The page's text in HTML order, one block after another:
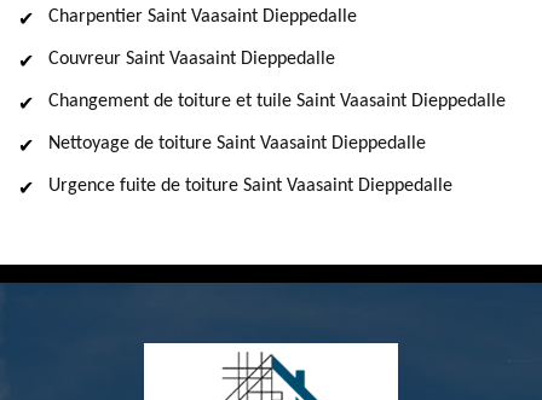
Charpentier Saint Vaasaint Dieppedalle
Couvreur Saint Vaasaint Dieppedalle
Changement de toiture et tuile Saint Vaasaint Dieppedalle
Nettoyage de toiture Saint Vaasaint Dieppedalle
Urgence fuite de toiture Saint Vaasaint Dieppedalle